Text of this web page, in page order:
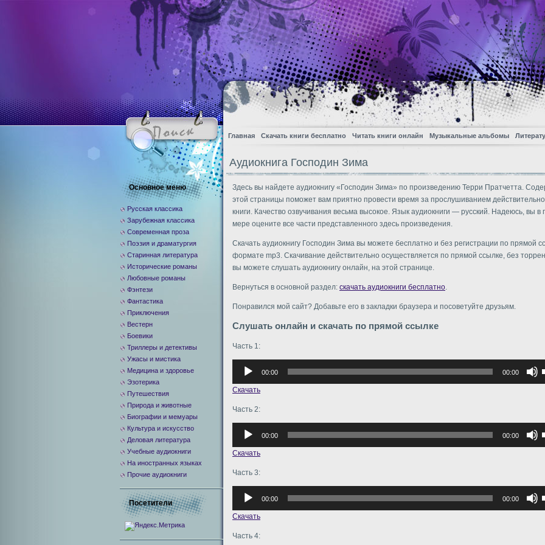
Главная Скачать книги бесплатно Читать книги онлайн Музыкальные альбомы
Аудиокнига Господин Зима
Здесь вы найдете аудиокнигу «Господин Зима» по произведению Терри Пратчетта.
этой страницы поможет вам приятно провести время за прослушиванием
книги. Качество озвучивания весьма высокое. Язык аудиокниги — русский. Надеюсь, вы в
мере оцените все части представленного здесь произведения.
Скачать аудиокнигу Господин Зима вы можете бесплатно и без регистрации по прямой
формате mp3. Скачивание действительно осуществляется по прямой ссылке, без
вы можете слушать аудиокнигу онлайн, на этой странице.
Вернуться в основной раздел: скачать аудиокниги бесплатно.
Понравился мой сайт? Добавьте его в закладки браузера и посоветуйте друзьям.
Слушать онлайн и скачать по прямой ссылке
Часть 1:
Аудиоплеер
00:00 00:00
Скачать
Часть 2:
Аудиоплеер
00:00 00:00
Скачать
Часть 3:
Аудиоплеер
00:00 00:00
Скачать
Часть 4:
Основное меню
Русская классика
Зарубежная классика
Современная проза
Поэзия и драматургия
Старинная литература
Исторические романы
Любовные романы
Фэнтези
Фантастика
Приключения
Вестерн
Боевики
Триллеры и детективы
Ужасы и мистика
Медицина и здоровье
Эзотерика
Путешествия
Природа и животные
Биографии и мемуары
Культура и искусство
Деловая литература
Учебные аудиокниги
На иностранных языках
Прочие аудиокниги
Посетители